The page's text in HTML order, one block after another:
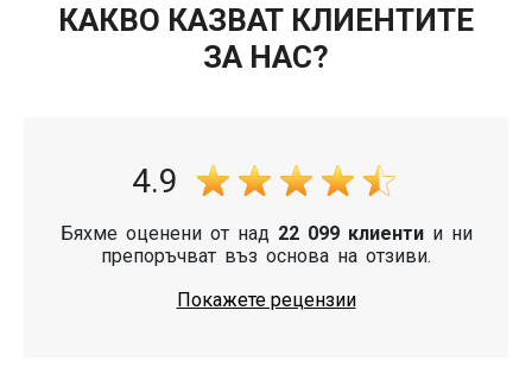
КАКВО КАЗВАТ КЛИЕНТИТЕ
ЗА НАС?
4.9
Бяхме оценени от над 22 099 клиентии ни
препоръчват въз основа на отзиви.
Покажете рецензии